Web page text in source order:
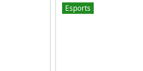
Esports